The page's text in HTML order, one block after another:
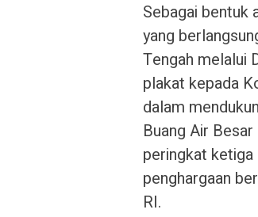
Sebagai bentuk
yang
Tengah melalui
plakat kepada
dalam
Buang Air
peringkat
penghargaan
RI.